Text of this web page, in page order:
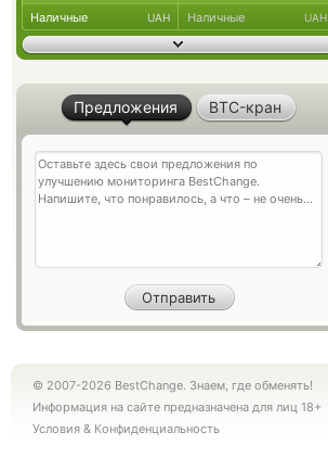
Наличные UAH Наличные UAH
Предложения BTC-кран
© 2007-2026 BestChange. Знаем, где обменять!
Информация на сайте предназначена для лиц 18+
Условия & Конфиденциальность